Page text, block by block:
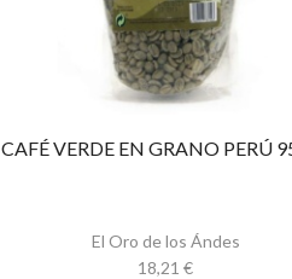
CAFÉ VERDE EN GRANO PERÚ
El Oro de los Ándes
18,21€